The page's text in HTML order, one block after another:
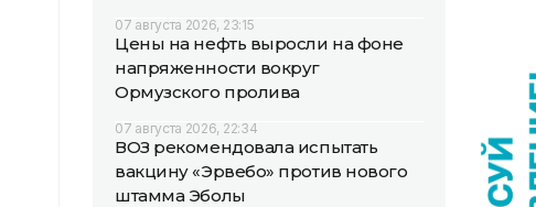
07 августа 2026, 23:15
Цены на нефть выросли на фоне
напряженности вокруг
Ормузского пролива
07 августа 2026, 22:34
ВОЗ рекомендовала испытать
вакцину «Эрвебо» против нового
штамма Эболы